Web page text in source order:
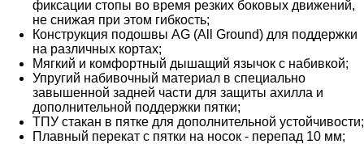
фиксации стопы во время резких боковых движений,
не снижая при этом гибкость;
Конструкция подошвы AG (All Ground) для поддержки
на различных кортах;
Мягкий и комфортный дышащий язычок с набивкой;
Упругий набивочный материал в специально
завышенной задней части для защиты ахилла и
дополнительной поддержки пятки;
ТПУ стакан в пятке для дополнительной устойчивости;
Плавный перекат с пятки на носок - перепад 10 мм;